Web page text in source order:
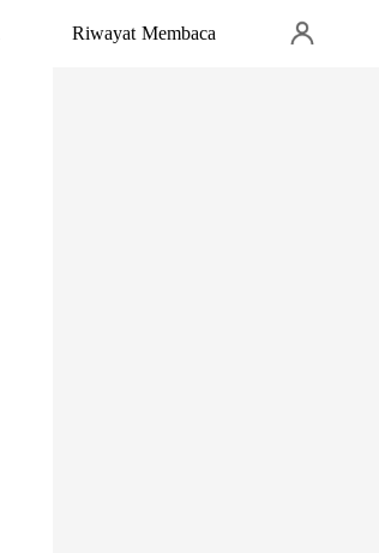
Riwayat Membaca